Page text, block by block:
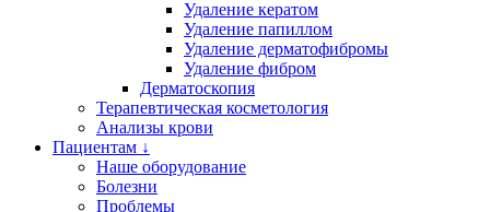
Удаление кератом
Удаление папиллом
Удаление дерматофибромы
Удаление фибром
Дерматоскопия
Терапевтическая косметология
Анализы крови
Пациентам ↓
Наше оборудование
Болезни
Проблемы